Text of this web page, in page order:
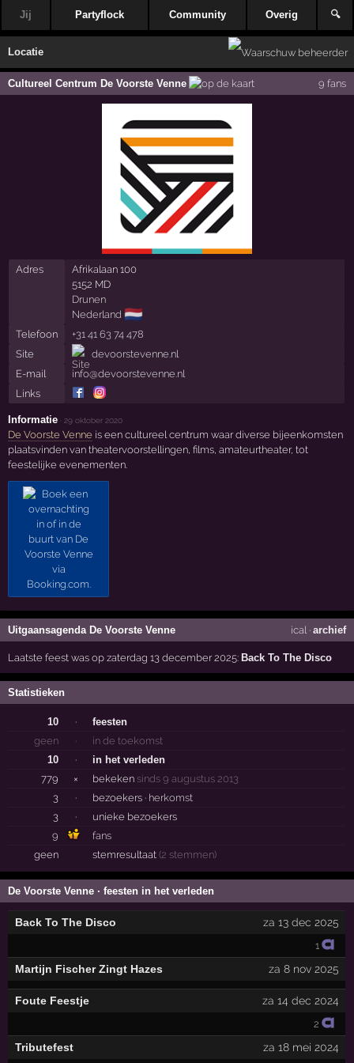
Jij Partyflock Community Overig 🔍
Locatie
Cultureel Centrum De Voorste Venne 9 fans
Adres
Afrikalaan 100
5152 MD
Drunen
Nederland 🇳🇱
Telefoon
+31 41 63 74 478
Site
devoorstevenne.nl
E-mail
info@devoorstevenne.nl
Links
Informatie 29 oktober 2020
De Voorste Venne is een cultureel centrum waar diverse bijeenkomsten
plaatsvinden van theatervoorstellingen, films, amateurtheater, tot
feestelijke evenementen.
Uitgaansagenda De Voorste Venne ical· archief
Laatste feest was op zaterdag 13 december 2025:Back To The Disco
Statistieken
10 ·
feesten
geen
·
in de toekomst
10
·
in het verleden
779
× bekeken sinds 9 augustus 2013
3
· bezoekers · herkomst
3
·
unieke bezoekers
9
fans
geen
stemresultaat(2 stemmen)
De Voorste Venne · feesten in het verleden
Back To The Disco za 13 dec 2025
1
Martijn Fischer Zingt Hazes za 8 nov 2025
Foute Feestje za 14 dec 2024
2
Tributefest za 18 mei 2024